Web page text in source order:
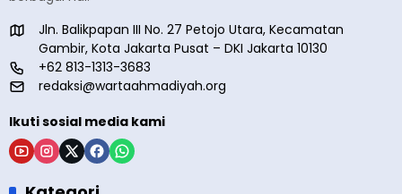
Jln. Balikpapan III No. 27 Petojo Utara, Kecamatan
Gambir, Kota Jakarta Pusat – DKI Jakarta 10130
+62 813-1313-3683
redaksi@wartaahmadiyah.org
Ikuti sosial media kami